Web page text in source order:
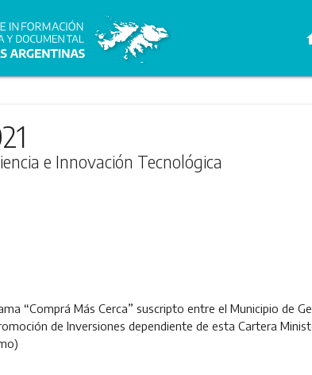
e Innovación Tecnológica
“Comprá Más Cerca” suscripto entre el Municipio de
de Inversiones dependiente de esta Cartera